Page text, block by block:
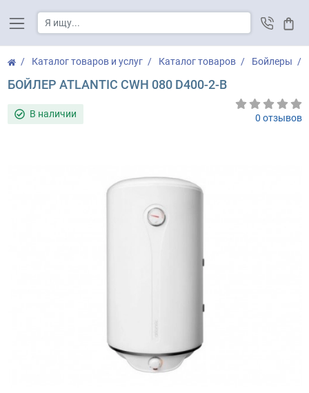
Каталог товаров и услуг Каталог товаров Бойлеры
БОЙЛЕР ATLANTIC CWH 080 D400-2-B
В наличии 0 отзывов